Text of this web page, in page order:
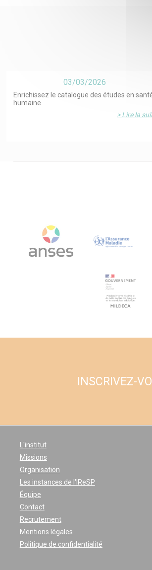
03/03/2026
Enrichissez le catalogue des études en
humaine
> Lire la
INSCRIVEZ-
L'institut
Missions
Organisation
Les instances de l'IReSP
Équipe
Contact
Recrutement
Mentions légales
Politique de confidentialité